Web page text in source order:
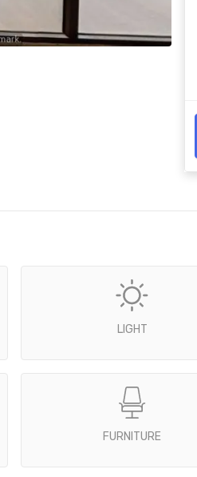
LIGHT
FURNITURE